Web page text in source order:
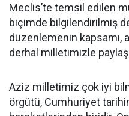
Meclis’te temsil edilen
biçimde bilgilendirilmiş
düzenlemenin kapsamı,
derhal milletimizle
Aziz milletimiz çok iyi
örgütü, Cumhuriyet